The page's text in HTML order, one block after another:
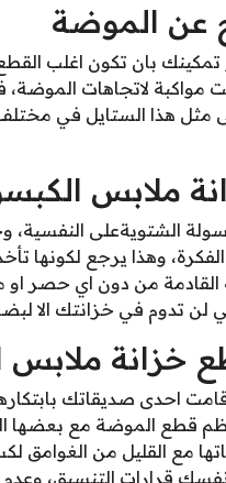
عن الموضة
بان تكون اغلب
لاتجاهات الموضة،
هذا الستايل في
ملابس
الشتويةعلى
وهذا يرجع لكونها
القادمة من دون اي حصر
لن تدوم في خزانتك الا
خزانة ملابس
احدى صديقاتك
قطع الموضة مع بعضها
مع القليل من الغوامق
قرارات التنسيق،